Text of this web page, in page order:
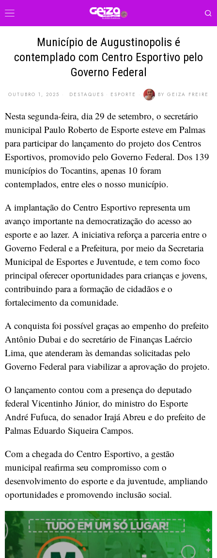
Município de Augustinopolis é
contemplado com Centro Esportivo pelo
Governo Federal
OUTUBRO 1, 2025 DESTAQUES · ESPORTE BY GEIZA FREIRE
Nesta segunda-feira, dia 29 de setembro, o secretário
municipal Paulo Roberto de Esporte esteve em Palmas
para participar do lançamento do projeto dos Centros
Esportivos, promovido pelo Governo Federal. Dos 139
municípios do Tocantins, apenas 10 foram
contemplados, entre eles o nosso município.
A implantação do Centro Esportivo representa um
avanço importante na democratização do acesso ao
esporte e ao lazer. A iniciativa reforça a parceria entre o
Governo Federal e a Prefeitura, por meio da Secretaria
Municipal de Esportes e Juventude, e tem como foco
principal oferecer oportunidades para crianças e jovens,
contribuindo para a formação de cidadãos e o
fortalecimento da comunidade.
A conquista foi possível graças ao empenho do prefeito
Antônio Dubai e do secretário de Finanças Laércio
Lima, que atenderam às demandas solicitadas pelo
Governo Federal para viabilizar a aprovação do projeto.
O lançamento contou com a presença do deputado
federal Vicentinho Júnior, do ministro do Esporte
André Fufuca, do senador Irajá Abreu e do prefeito de
Palmas Eduardo Siqueira Campos.
Com a chegada do Centro Esportivo, a gestão
municipal reafirma seu compromisso com o
desenvolvimento do esporte e da juventude, ampliando
oportunidades e promovendo inclusão social.